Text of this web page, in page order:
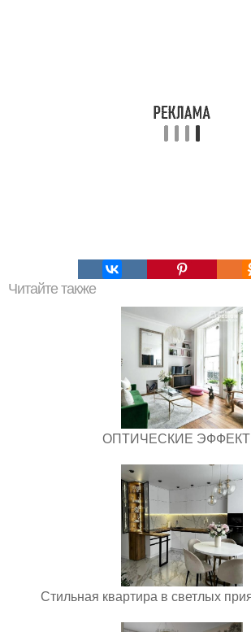
Читайте также
ОПТИЧЕСКИЕ
Стильная квартира в светлых